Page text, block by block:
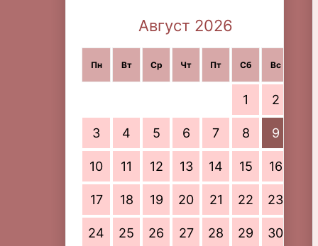
Август 2026
Пн Вт Ср Чт Пт Сб Вс
1 2
3 4 5 6 7 8 9
10 11 12 13 14 15 16
17 18 19 20 21 22 23
24 25 26 27 28 29 30